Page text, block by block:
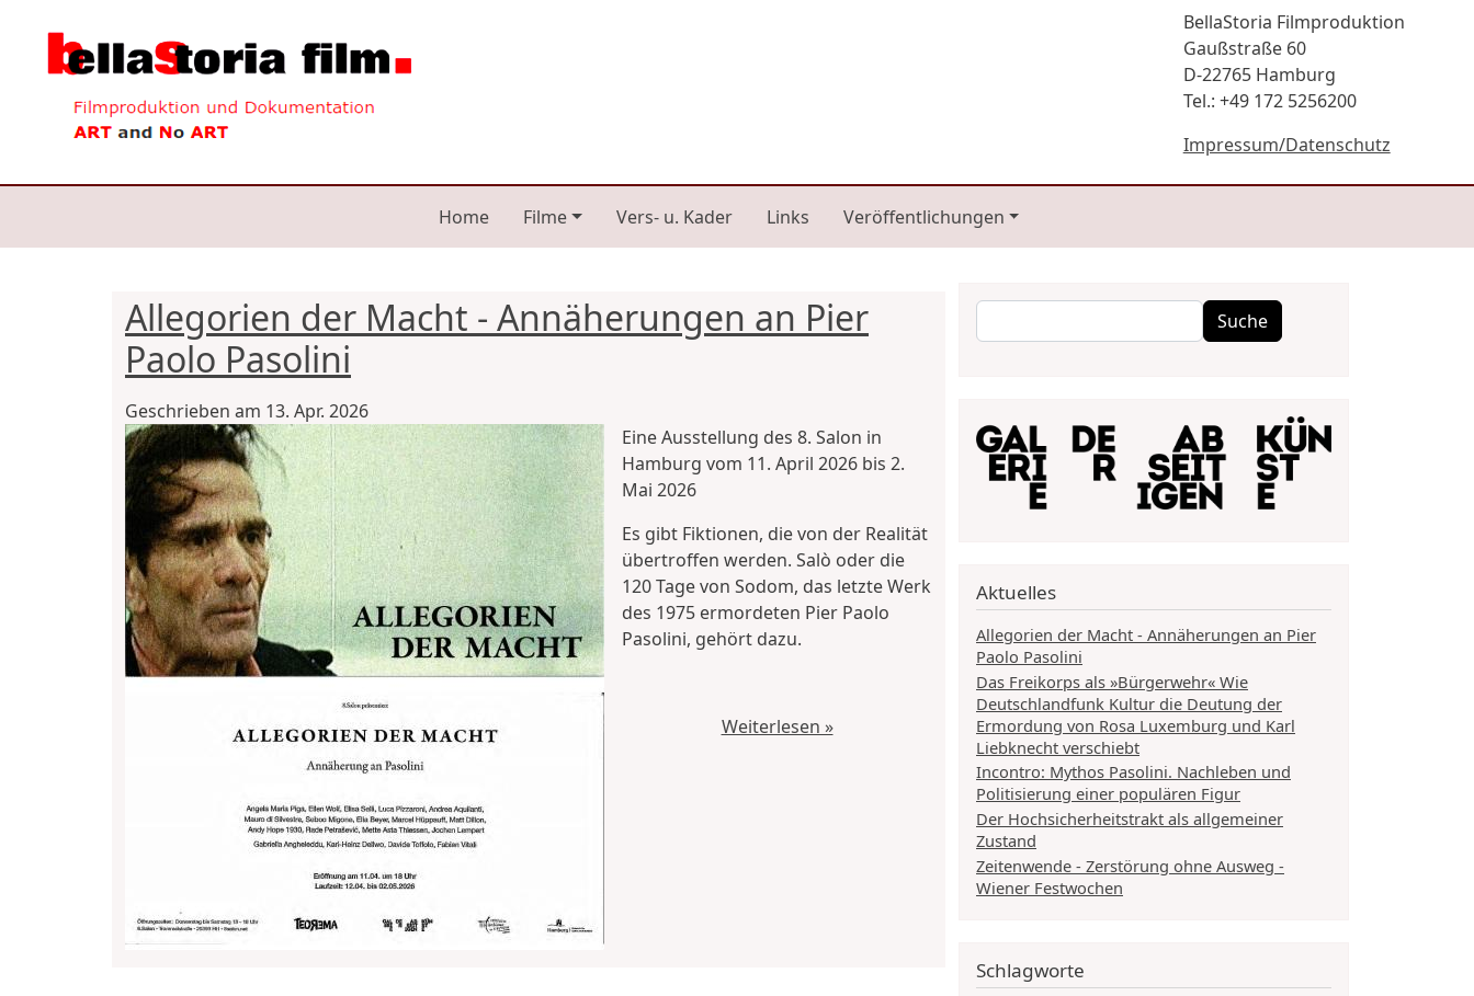
BellaStoria Filmproduktion
Gaußstraße 60
D-22765 Hamburg
Tel.: +49 172 5256200
Impressum/Datenschutz
Main navigation
Home Filme Vers- u. Kader Links Veröffentlichungen
Allegorien der Macht - Annäherungen an Pier
Paolo Pasolini
Geschrieben am 13. Apr. 2026
Eine Ausstellung des 8. Salon in
Hamburg vom 11. April 2026 bis 2.
Mai 2026
Es gibt Fiktionen, die von der Realität
übertroffen werden. Salò oder die
120 Tage von Sodom, das letzte Werk
des 1975 ermordeten Pier Paolo
Pasolini, gehört dazu.
Weiterlesen »
Suche Suche
Aktuelles
Allegorien der Macht - Annäherungen an Pier
Paolo Pasolini
Das Freikorps als »Bürgerwehr« Wie
Deutschlandfunk Kultur die Deutung der
Ermordung von Rosa Luxemburg und Karl
Liebknecht verschiebt
Incontro: Mythos Pasolini. Nachleben und
Politisierung einer populären Figur
Der Hochsicherheitstrakt als allgemeiner
Zustand
Zeitenwende - Zerstörung ohne Ausweg -
Wiener Festwochen
Schlagworte